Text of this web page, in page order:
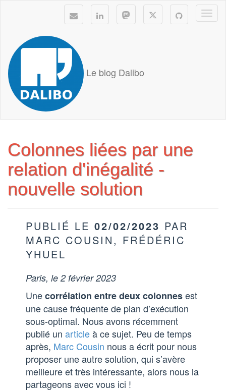
Le blog Dalibo
Colonnes liées par une
relation d'inégalité -
nouvelle solution
PUBLIÉ LE 02/02/2023 PAR
MARC COUSIN, FRÉDÉRIC
YHUEL
Paris, le 2 février 2023
Unecorrélation entre deux colonnesest
une cause fréquente de plan d’exécution
sous-optimal. Nous avons récemment
publié un articleà ce sujet. Peu de temps
après, Marc Cousin nous a écrit pour nous
proposer une autre solution, qui s’avère
meilleure et très intéressante, alors nous la
partageons avec vous ici !